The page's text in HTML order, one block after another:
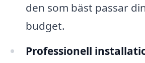
den som bäst passar
budget.
Professionell